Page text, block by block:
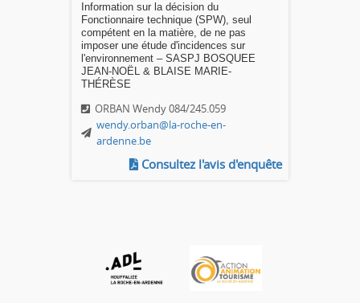
Information sur la décision du
Fonctionnaire technique (SPW), seul
compétent en la matière, de ne pas
imposer une étude d'incidences sur
l'environnement – SASPJ BOSQUEE
JEAN-NOËL & BLAISE MARIE-
THÉRÈSE
ORBAN Wendy 084/245.059
wendy.orban@la-roche-en-
ardenne.be
Consultez l'avis d'enquête